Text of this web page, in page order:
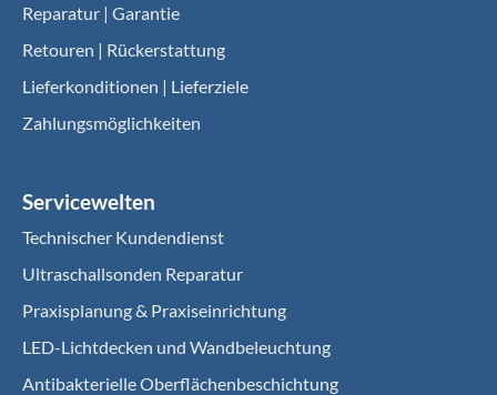
Reparatur | Garantie
Retouren | Rückerstattung
Lieferkonditionen | Lieferziele
Zahlungsmöglichkeiten
Servicewelten
Technischer Kundendienst
Ultraschallsonden Reparatur
Praxisplanung & Praxiseinrichtung
LED-Lichtdecken und Wandbeleuchtung
Antibakterielle Oberflächenbeschichtung